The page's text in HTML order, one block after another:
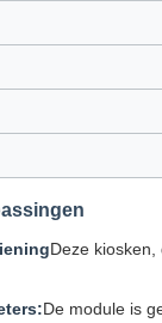
Deze
De module is